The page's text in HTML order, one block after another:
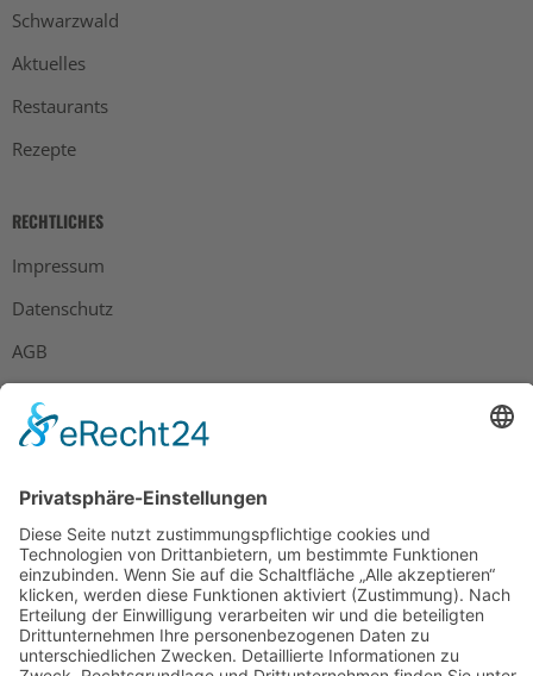
Schwarzwald
Aktuelles
Restaurants
Rezepte
RECHTLICHES
Impressum
Datenschutz
AGB
Bankdaten